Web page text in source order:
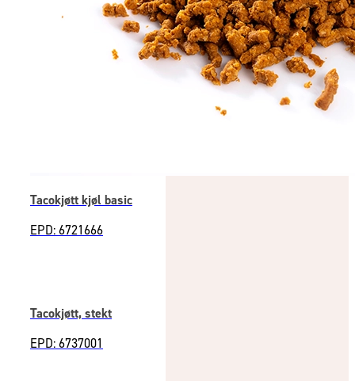
Tacokjøtt kjøl basic
EPD: 6721666
Tacokjøtt, stekt
EPD: 6737001